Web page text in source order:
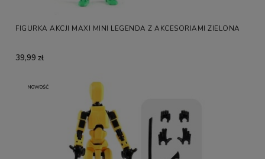
FIGURKA AKCJI MAXI MINI LEGENDA Z AKCESORIAMI ZIELONA
39,99 zł
NOWOŚĆ